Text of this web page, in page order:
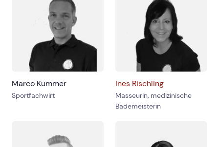
Marco Kummer
Sportfachwirt
Ines Rischling
Masseurin, medizinische
Bademeisterin